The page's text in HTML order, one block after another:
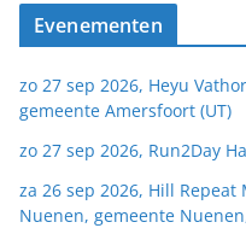
Evenementen
zo 27 sep 2026, Heyu
gemeente Amersfoort (UT)
zo 27 sep 2026, Run2Day
za 26 sep 2026, Hill
Nuenen, gemeente